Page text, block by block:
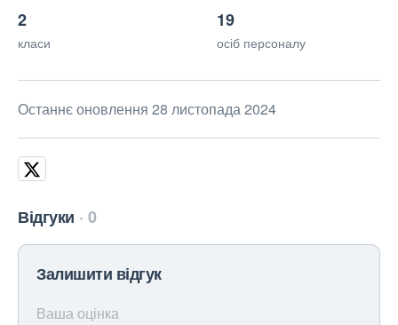
2
класи
19
осіб персоналу
Останнє оновлення 28 листопада 2024
Відгуки 0
Залишити відгук
Ваша оцінка